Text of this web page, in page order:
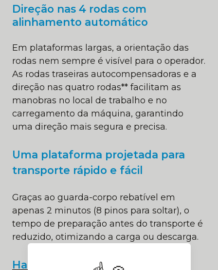
Direção nas 4 rodas com
alinhamento automático
Em plataformas largas, a orientação das
rodas nem sempre é visível para o operador.
As rodas traseiras autocompensadoras e a
direção nas quatro rodas** facilitam as
manobras no local de trabalho e no
carregamento da máquina, garantindo
uma direção mais segura e precisa.
Uma plataforma projetada para
transporte rápido e fácil
Graças ao guarda-corpo rebatível em
apenas 2 minutos (8 pinos para soltar), o
tempo de preparação antes do transporte é
reduzido, otimizando a carga ou descarga.
Haulotte Activ'Lighting System